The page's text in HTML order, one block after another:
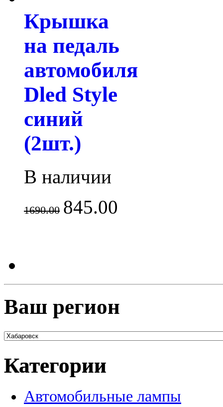
Крышка
на педаль
автомобиля
Dled Style
синий
(2шт.)
В наличии
1690.00 845.00
Ваш регион
Категории
Автомобильные лампы